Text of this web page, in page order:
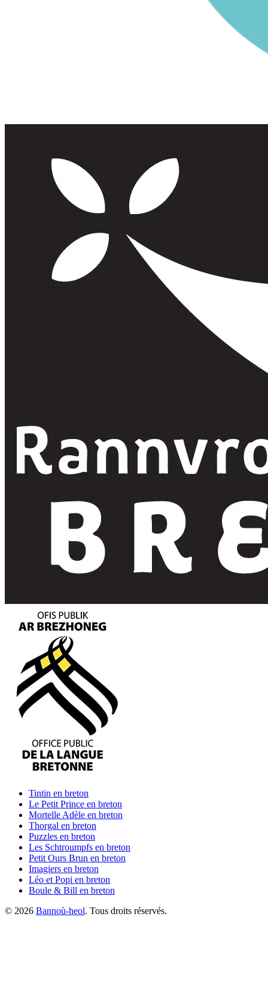
Tintin en breton
Le Petit Prince en breton
Mortelle Adèle en breton
Thorgal en breton
Puzzles en breton
Les Schtroumpfs en breton
Petit Ours Brun en breton
Imagiers en breton
Léo et Popi en breton
Boule & Bill en breton
© 2026 Bannoù-heol. Tous droits réservés.